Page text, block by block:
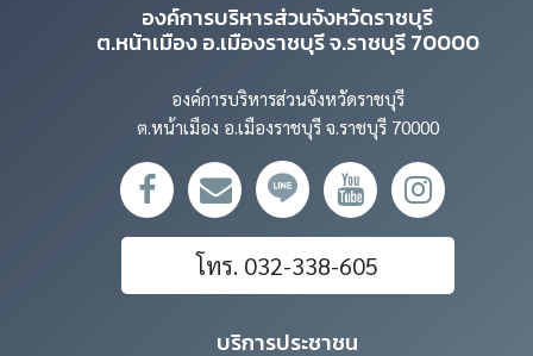
องค์การบริหารส่วนจังหวัดราชบุรี
ต.หน้าเมือง อ.เมืองราชบุรี จ.ราชบุรี 70000
องค์การบริหารส่วนจังหวัดราชบุรี
ต.หน้าเมือง อ.เมืองราชบุรี จ.ราชบุรี 70000
โทร. 032-338-605
บริการประชาชน